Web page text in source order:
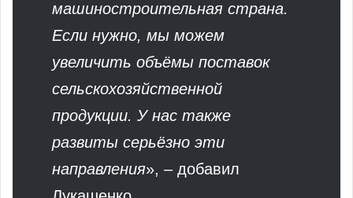
машиностроительная страна.
Если нужно, мы можем
увеличить объёмы поставок
сельскохозяйственной
продукции. У нас также
развиты серьёзно эти
направления», – добавил